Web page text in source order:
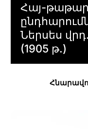
Հայ-
Ներսես
(1905 թ.)